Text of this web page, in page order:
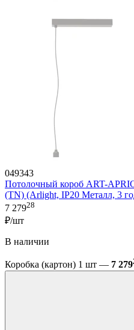
049343
Потолочный короб ART-
(TN) (Arlight, IP20 Металл, 3
7 27928
₽/шт
В наличии
Коробка (картон) 1 шт — 7 279